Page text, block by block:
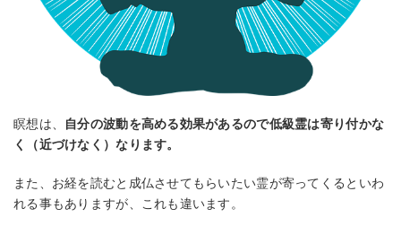
瞑想は、
自分の波動を高める効果があるので低級霊は寄り付かな
く（近づけなく）なります。
また、お経を読むと成仏させてもらいたい霊が寄ってくるといわ
れる事もありますが、これも違います。